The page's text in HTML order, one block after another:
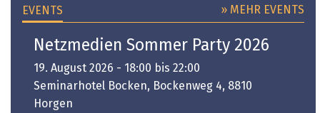
EVENTS » MEHR EVENTS
Netzmedien Sommer Party 2026
19. August 2026 - 18:00 bis 22:00
Seminarhotel Bocken, Bockenweg 4, 8810
Horgen